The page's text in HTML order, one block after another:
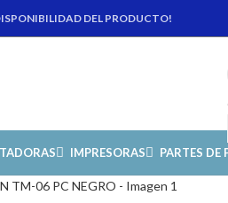
DEL PRODUCTO!
IMPRESORAS PARTES DE